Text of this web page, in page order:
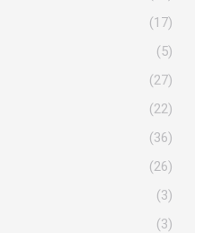
(17)
(5)
(27)
(22)
(36)
(26)
(3)
(3)